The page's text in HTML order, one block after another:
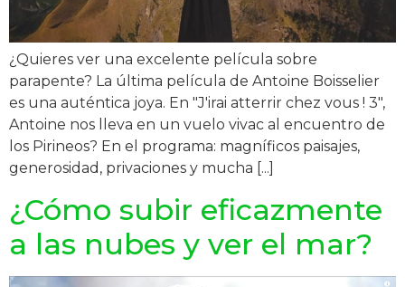
¿Quieres ver una excelente película sobre
parapente? La última película de Antoine Boisselier
es una auténtica joya. En "J'irai atterrir chez vous ! 3",
Antoine nos lleva en un vuelo vivac al encuentro de
los Pirineos? En el programa: magníficos paisajes,
generosidad, privaciones y mucha [...]
¿Cómo subir eficazmente
a las nubes y ver el mar?